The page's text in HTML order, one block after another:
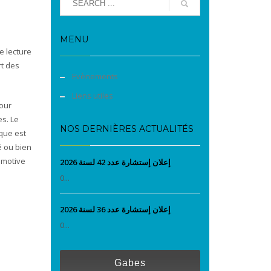
lecture
des
Le
est
ou bien
MENU
Evènements
Liens utiles
NOS DERNIÈRES ACTUALITÉS
إعلان إستشارة عدد 42 لسنة 2026
0...
إعلان إستشارة عدد 36 لسنة 2026
0...
Gabes